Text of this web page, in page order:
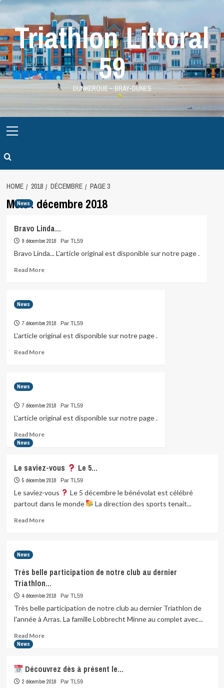
Skip
contentTriathlon Littoral
59
DUNKERQUE – BRAY-DUNES
Menu
HOME 2018 DÉCEMBRE PAGE 3
Mois : décembre 2018
News
Bravo Linda…
9 décembre 2018 Par TL59
Bravo Linda... L'article original est disponible sur notre page .
Read MoreRead
News
7 décembre 2018 Par TL59
L'article original est disponible sur notre page .
Read MoreRead
News
7 décembre 2018 Par TL59
L'article original est disponible sur notre page .
Read MoreRead
News
Le saviez-vous Le 5…
5 décembre 2018 Par TL59
Le saviez-vous
Le 5 décembre le bénévolat est célébré
partout dans le monde
La direction des sports tenait...
Read MoreRead
Le
5…
News
Très belle participation de notre club au dernier
Triathlon…
4 décembre 2018 Par TL59
Très belle participation de notre club au dernier Triathlon de
l'année à Arras. La famille Lobbrecht Minne au complet avec...
Read MoreRead
belle
participation
News
Découvrez dès à présent le…
2 décembre 2018 Par TL59